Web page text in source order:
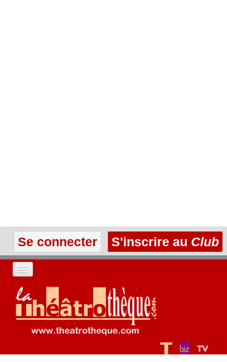
Se connecter S'inscrire au Club
ACCUEIL
LES TEXTES